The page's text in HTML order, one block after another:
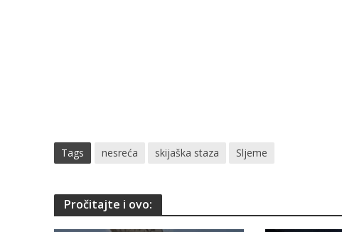
Tags nesreća skijaška staza Sljeme
Pročitajte i ovo: